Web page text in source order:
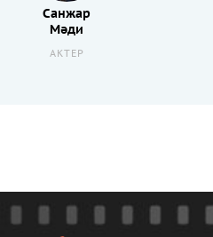
Санжар
Мәди
АКТЕР